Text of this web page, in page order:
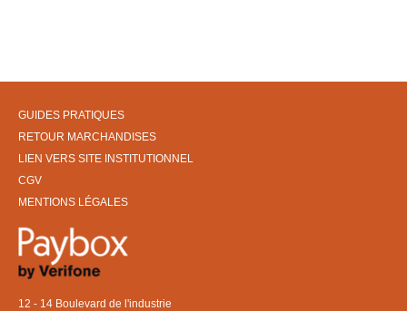
GUIDES PRATIQUES
RETOUR MARCHANDISES
LIEN VERS SITE INSTITUTIONNEL
CGV
MENTIONS LÉGALES
12 - 14 Boulevard de l'industrie